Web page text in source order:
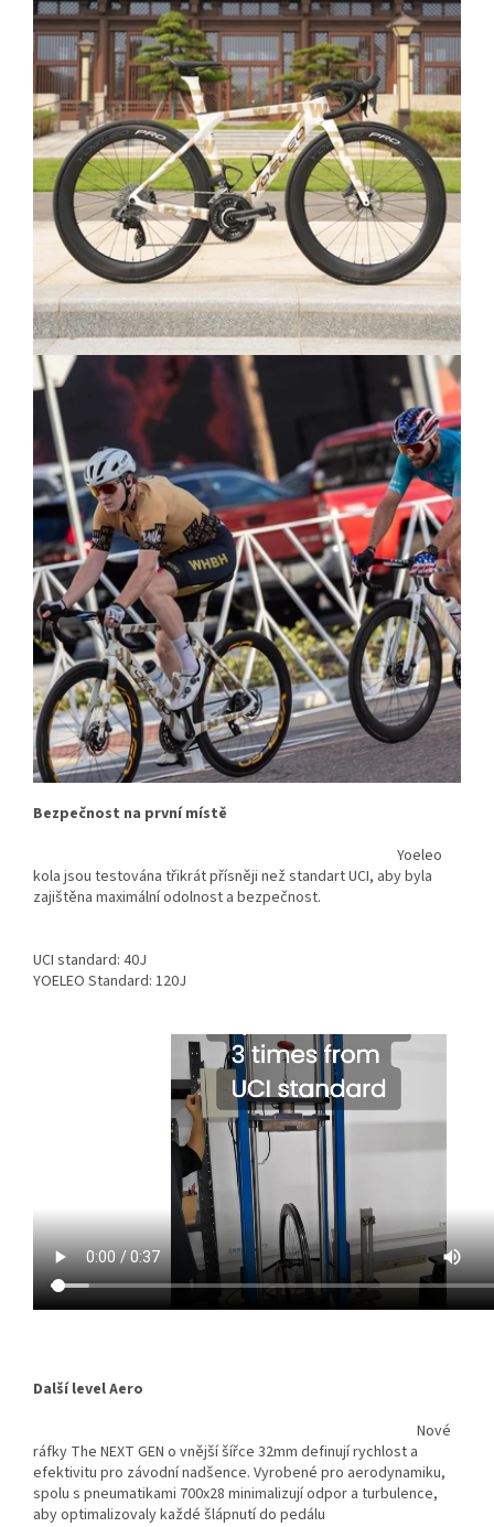
Bezpečnost na první místě
Yoeleo
kola jsou testována třikrát přísněji než standart UCI, aby byla
zajištěna maximální odolnost a bezpečnost.
UCI standard: 40J
YOELEO Standard: 120J
Další level Aero
Nové
ráfky The NEXT GEN o vnější šířce 32mm definují rychlost a
efektivitu pro závodní nadšence. Vyrobené pro aerodynamiku,
spolu s pneumatikami 700x28 minimalizují odpor a turbulence,
aby optimalizovaly každé šlápnutí do pedálu